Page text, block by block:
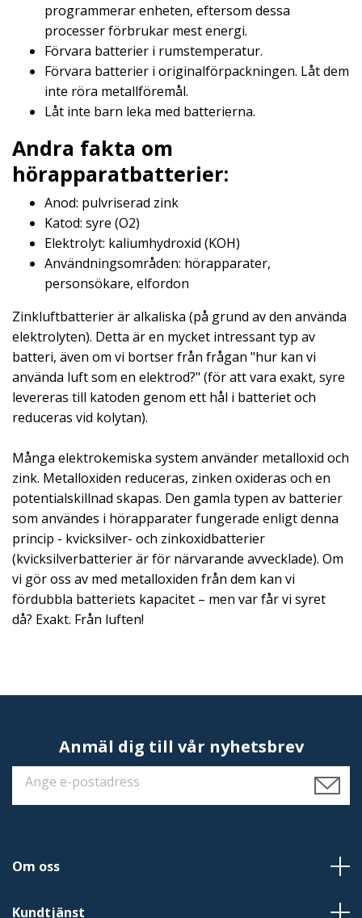
programmerar enheten, eftersom dessa
processer förbrukar mest energi.
Förvara batterier i rumstemperatur.
Förvara batterier i originalförpackningen. Låt dem
inte röra metallföremål.
Låt inte barn leka med batterierna.
Andra fakta om
hörapparatbatterier:
Anod: pulvriserad zink
Katod: syre (O2)
Elektrolyt: kaliumhydroxid (KOH)
Användningsområden: hörapparater,
personsökare, elfordon
Zinkluftbatterier är alkaliska (på grund av den använda
elektrolyten). Detta är en mycket intressant typ av
batteri, även om vi bortser från frågan "hur kan vi
använda luft som en elektrod?" (för att vara exakt, syre
levereras till katoden genom ett hål i batteriet och
reduceras vid kolytan).
Många elektrokemiska system använder metalloxid och
zink. Metalloxiden reduceras, zinken oxideras och en
potentialskillnad skapas. Den gamla typen av batterier
som användes i hörapparater fungerade enligt denna
princip - kvicksilver- och zinkoxidbatterier
(kvicksilverbatterier är för närvarande avvecklade). Om
vi gör oss av med metalloxiden från dem kan vi
fördubbla batteriets kapacitet – men var får vi syret
då? Exakt. Från luften!
Anmäl dig till vår nyhetsbrev
Om oss
Kundtjänst